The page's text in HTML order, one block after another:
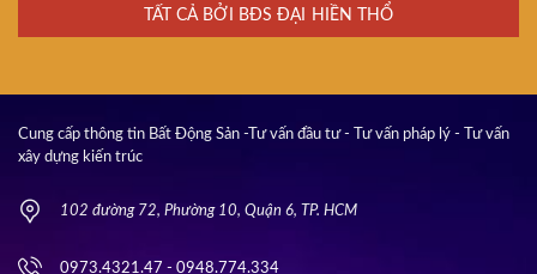
TẤT CẢ BỞI BĐS ĐẠI HIỀN THỔ
Cung cấp thông tin Bất Động Sản -Tư vấn đầu tư - Tư vấn pháp lý - Tư vấn
xây dựng kiến trúc
102 đường 72, Phường 10, Quận 6, TP. HCM
0973.4321.47 - 0948.774.334